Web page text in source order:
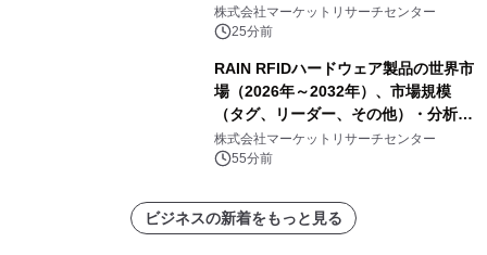
オエーテル系シーラント、シリコーン
系シーラント、その他）・分析レポー
株式会社マーケットリサーチセンター
25分前
RAIN RFIDハードウェア製品の世界市
場（2026年～2032年）、市場規模
（タグ、リーダー、その他）・分析レ
ポートを発表
株式会社マーケットリサーチセンター
55分前
ビジネスの新着をもっと見る